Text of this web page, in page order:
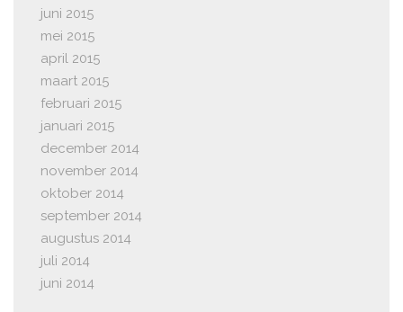
juni 2015
mei 2015
april 2015
maart 2015
februari 2015
januari 2015
december 2014
november 2014
oktober 2014
september 2014
augustus 2014
juli 2014
juni 2014